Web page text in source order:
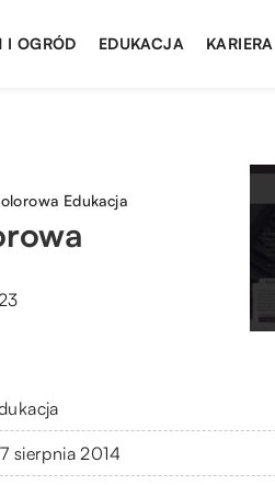
I OGRÓD EDUKACJA KARIERA
Edukacja
sierpnia 2014